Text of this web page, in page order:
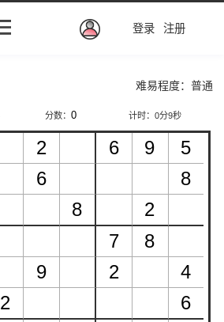
登录 注册
难易程度：普通
分数： 计时：0分9秒